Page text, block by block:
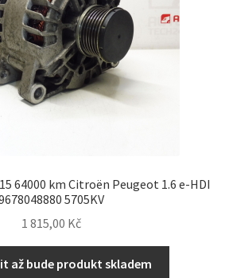
64000 km Citroën Peugeot 1.6 e-HDI
5705KV
1 815,00 Kč
až bude produkt skladem